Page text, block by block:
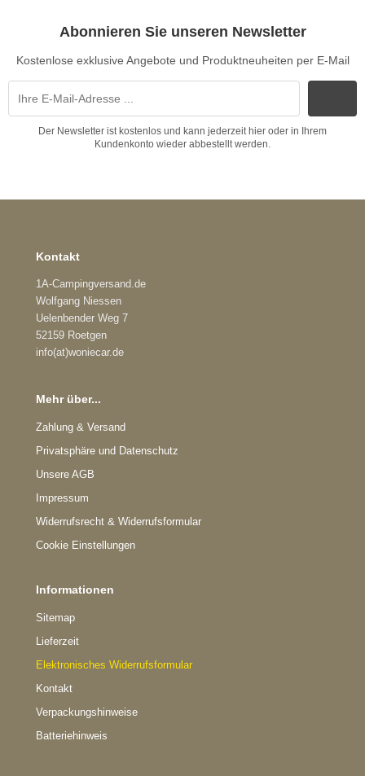
Abonnieren Sie unseren Newsletter
Kostenlose exklusive Angebote und Produktneuheiten per E-Mail
Der Newsletter ist kostenlos und kann jederzeit hier oder in Ihrem
Kundenkonto wieder abbestellt werden.
Kontakt
1A-Campingversand.de
Wolfgang Niessen
Uelenbender Weg 7
52159 Roetgen
info(at)woniecar.de
Mehr über...
Zahlung & Versand
Privatsphäre und Datenschutz
Unsere AGB
Impressum
Widerrufsrecht & Widerrufsformular
Cookie Einstellungen
Informationen
Sitemap
Lieferzeit
Elektronisches Widerrufsformular
Kontakt
Verpackungshinweise
Batteriehinweis